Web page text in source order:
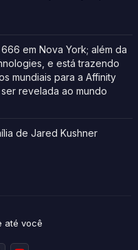
em Nova York; além da
e está trazendo
mundiais para a Affinity
revelada ao mundo
de Jared Kushner